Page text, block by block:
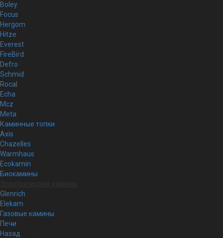
Boley
Focus
Hergom
Hitze
Everest
FireBird
Defro
Schmid
Rocal
Echa
Mcz
Meta
Каминные топки
Axis
Chazelles
Warmhaus
Ecokamin
Биокамины
Glenrich
Elekam
Газовые камины
Печи
Назад